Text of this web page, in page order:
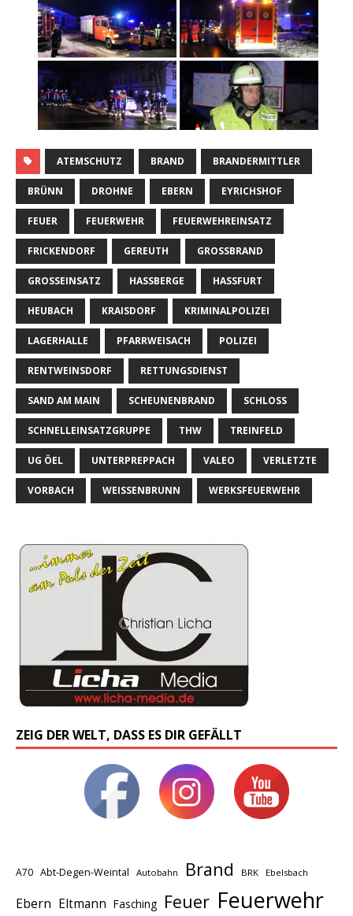
ATEMSCHUTZ BRAND BRANDERMITTLER
BRÜNN DROHNE EBERN EYRICHSHOF
FEUER FEUERWEHR FEUERWEHREINSATZ
FRICKENDORF GEREUTH GROSSBRAND
GROSSEINSATZ HASSBERGE HASSFURT
HEUBACH KRAISDORF KRIMINALPOLIZEI
LAGERHALLE PFARRWEISACH POLIZEI
RENTWEINSDORF RETTUNGSDIENST
SAND AM MAIN SCHEUNENBRAND SCHLOSS
SCHNELLEINSATZGRUPPE THW TREINFELD
UG ÖEL UNTERPREPPACH VALEO VERLETZTE
VORBACH WEISSENBRUNN WERKSFEUERWEHR
ZEIG DER WELT, DASS ES DIR GEFÄLLT
A70 Abt-Degen-Weintal Autobahn Brand BRK Ebelsbach
Ebern Eltmann Fasching Feuer Feuerwehr